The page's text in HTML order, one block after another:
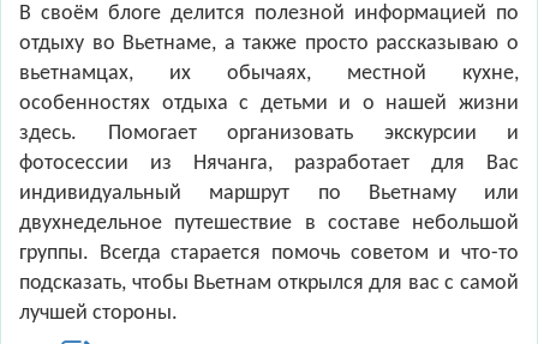
В своём блоге делится полезной информацией по
отдыху во Вьетнаме, а также просто рассказываю о
вьетнамцах, их обычаях, местной кухне,
особенностях отдыха с детьми и о нашей жизни
здесь. Помогает организовать экскурсии и
фотосессии из Нячанга, разработает для Вас
индивидуальный маршрут по Вьетнаму или
двухнедельное путешествие в составе небольшой
группы. Всегда старается помочь советом и что-то
подсказать, чтобы Вьетнам открылся для вас с самой
лучшей стороны.